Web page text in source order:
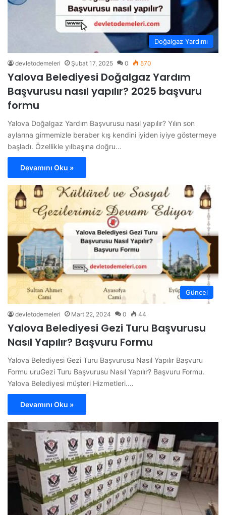
Doğalgaz Yardımı
devletodemeleri Şubat 17, 2025 0 570
Yalova Belediyesi Doğalgaz Yardım
Başvurusu nasıl yapılır? 2025 başvuru
formu
Yalova Doğalgaz Yardım Başvurusu nasıl yapılır? Yılın son
aylarına girmemizle beraber kış kendini iyiden iyiye göstermeye
başladı. Özellikle yılbaşına doğru…
Devamını Oku »
Güncel
devletodemeleri Mart 22, 2024 0 44
Yalova Belediyesi Gezi Turu Başvurusu
Nasıl Yapılır? Başvuru Formu
Yalova Belediyesi Gezi Turu Başvurusu Nasıl Yapılır Başvuru
Formu uruGezi Turu Başvurusu Nasıl Yapılır? Başvuru Formu.
Yalova Belediyesi müşteri Hizmetleri.…
Devamını Oku »